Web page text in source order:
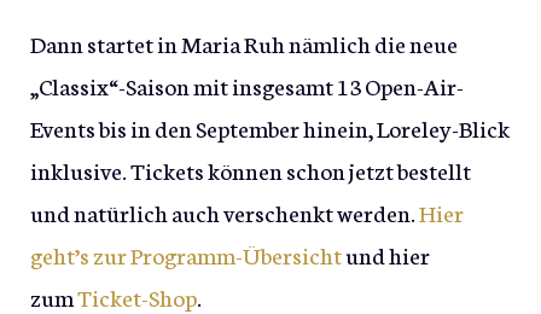
Dann startet in Maria Ruh nämlich die neue
„Classix“-Saison mit insgesamt 13 Open-Air-
Events bis in den September hinein, Loreley-Blick
inklusive. Tickets können schon jetzt bestellt
und natürlich auch verschenkt werden.Hier
geht’s zur Programm-Übersichtund hier
zumTicket-Shop.